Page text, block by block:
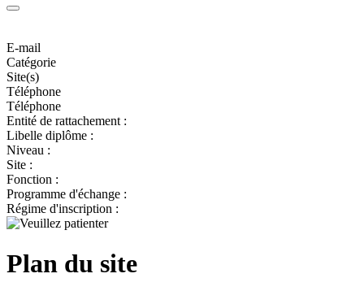
E-mail
Catégorie
Site(s)
Téléphone
Téléphone
Entité de rattachement :
Libelle diplôme :
Niveau :
Site :
Fonction :
Programme d'échange :
Régime d'inscription :
Plan du site